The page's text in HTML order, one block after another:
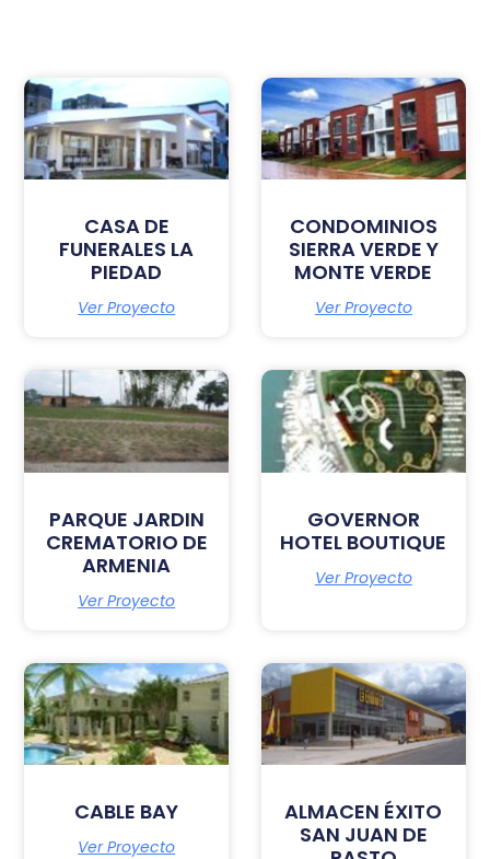
CASA DE
FUNERALES LA
PIEDAD
Ver Proyecto
CONDOMINIOS
SIERRA VERDE Y
MONTE VERDE
Ver Proyecto
PARQUE JARDIN
CREMATORIO DE
ARMENIA
Ver Proyecto
GOVERNOR
HOTEL BOUTIQUE
Ver Proyecto
CABLE BAY
Ver Proyecto
ALMACEN ÉXITO
SAN JUAN DE